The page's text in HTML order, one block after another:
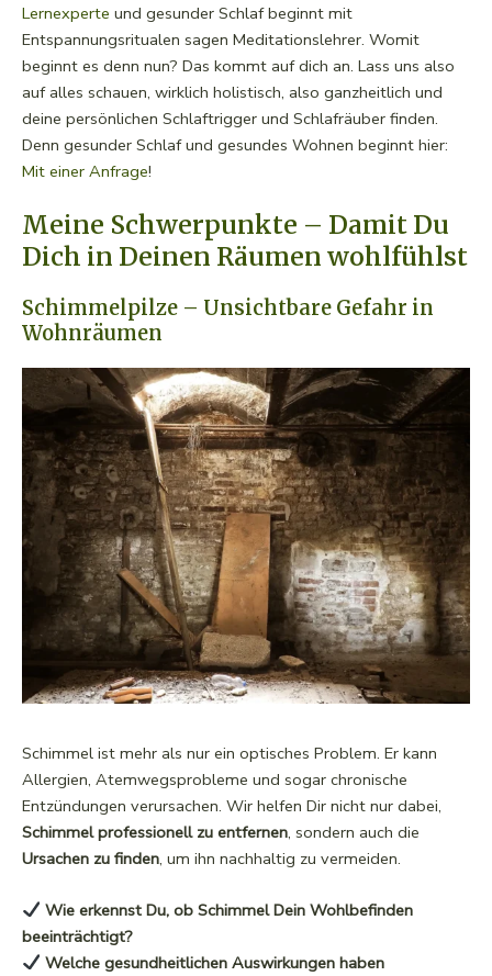
Lernexperte und gesunder Schlaf beginnt mit
Entspannungsritualen sagen Meditationslehrer. Womit
beginnt es denn nun? Das kommt auf dich an. Lass uns also
auf alles schauen, wirklich holistisch, also ganzheitlich und
deine persönlichen Schlaftrigger und Schlafräuber finden.
Denn gesunder Schlaf und gesundes Wohnen beginnt hier:
Mit einer Anfrage!
Meine Schwerpunkte – Damit Du
Dich in Deinen Räumen wohlfühlst
Schimmelpilze – Unsichtbare Gefahr in
Wohnräumen
Schimmel ist mehr als nur ein optisches Problem. Er kann
Allergien, Atemwegsprobleme und sogar chronische
Entzündungen verursachen. Wir helfen Dir nicht nur dabei,
Schimmel professionell zu entfernen, sondern auch die
Ursachen zu finden, um ihn nachhaltig zu vermeiden.
Wie erkennst Du, ob Schimmel Dein Wohlbefinden
beeinträchtigt?
Welche gesundheitlichen Auswirkungen haben